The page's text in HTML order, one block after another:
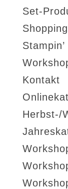
Set-
Kontakt
Herbst-/